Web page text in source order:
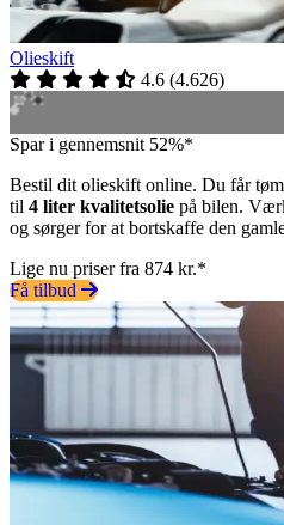
Olieskift
4.6 (4.626)
Spar i gennemsnit 52%*
Bestil dit olieskift online. Du får
til 4 liter kvalitetsolie på bilen.
og sørger for at bortskaffe den
Lige nu priser fra 874 kr.*
Få tilbud